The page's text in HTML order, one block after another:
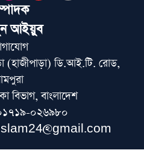
করে ফিলিস্তিনি ভূমি দখলের
বিরুদ্ধে
ত্রিমুখী সংঘর্ষে ২ জন নিহত
মজলিসের গণসমাবেশ অনুষ্ঠিত
আইয়ুব
(হাজীপাড়া) ডি.আই.টি. রোড,
বিভাগ, বাংলাদেশ
০২৬৯৮০